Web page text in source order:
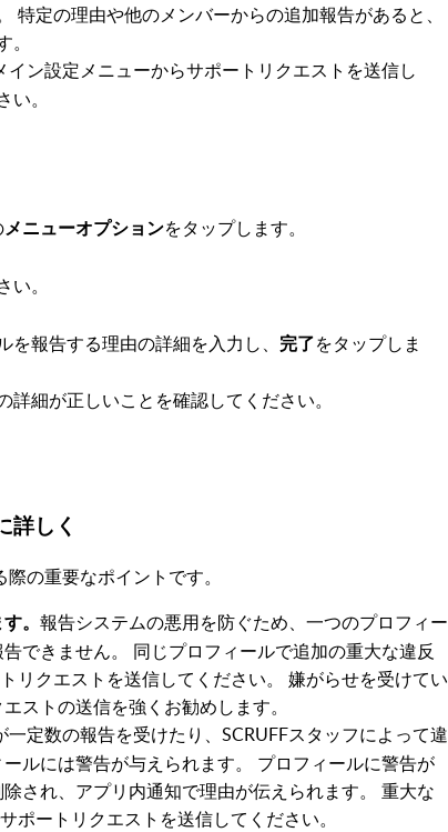
特定の理由や他のメンバーからの追加報告があると、
イン設定メニューからサポートリクエストを送信し
。
メニューオプションをタップします。
。
報告する理由の詳細を入力し、
完了 をタップしま
細が正しいことを確認してください。
詳しく
の重要なポイントです。
。 報告システムの悪用を防ぐため、一つのプロフィー
できません。 同じプロフィールで追加の重大な違反
リクエストを送信してください。 嫌がらせを受けてい
ストの送信を強くお勧めします。
一定数の報告を受けたり、SCRUFFスタッフによって違
ルには警告が与えられます。 プロフィールに警告が
され、アプリ内通知で理由が伝えられます。 重大な
ポートリクエストを送信してください。